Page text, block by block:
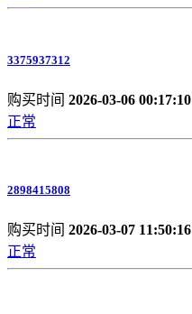
3375937312
购买时间 2026-03-06 00:17:10
正常
2898415808
购买时间 2026-03-07 11:50:16
正常